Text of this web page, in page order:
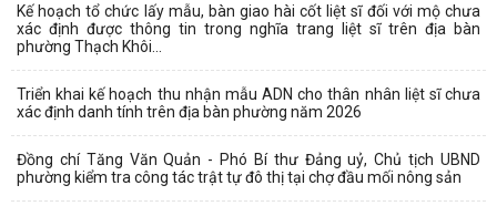
Kế hoạch tổ chức lấy mẫu, bàn giao hài cốt liệt sĩ đối với mộ chưa
xác định được thông tin trong nghĩa trang liệt sĩ trên địa bàn
phường Thạch Khôi...
Triển khai kế hoạch thu nhận mẫu ADN cho thân nhân liệt sĩ chưa
xác định danh tính trên địa bàn phường năm 2026
Đồng chí Tăng Văn Quản - Phó Bí thư Đảng uỷ, Chủ tịch UBND
phường kiểm tra công tác trật tự đô thị tại chợ đầu mối nông sản